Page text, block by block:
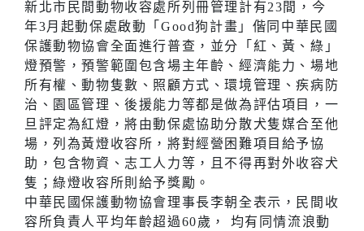
新北市民間動物收容處所列冊管理計有23間，今
年3月起動保處啟動「Good狗計畫」偕同中華民國
保護動物協會全面進行普查，並分「紅、黃、綠」
燈預警，預警範圍包含場主年齡、經濟能力、場地
所有權、動物隻數、照顧方式、環境管理、疾病防
治、園區管理、後援能力等都是做為評估項目，一
旦評定為紅燈，將由動保處協助分散犬隻媒合至他
場，列為黃燈收容所，將對經營困難項目給予協
助，包含物資、志工人力等，且不得再對外收容犬
隻；綠燈收容所則給予獎勵。
中華民國保護動物協會理事長李朝全表示，民間收
容所負責人平均年齡超過60歲， 均有同情流浪動